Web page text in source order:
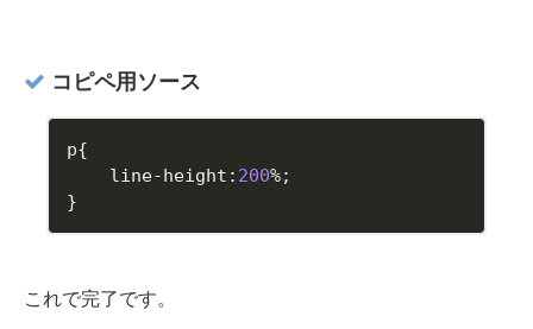
コピペ用ソース
p{
	line
- height : 200%;
}
これで完了です。